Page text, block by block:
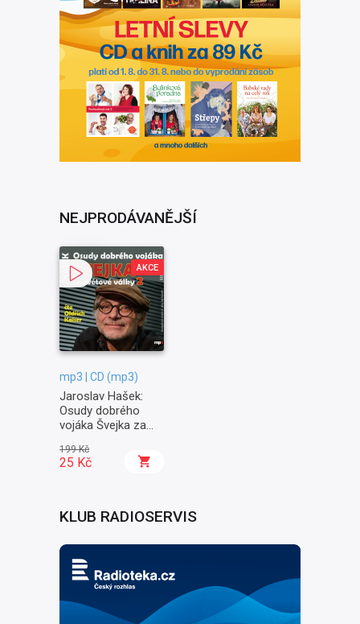
NEJPRODÁVANĚJŠÍ
AKCE
mp3 | CD (mp3)
Jaroslav Hašek:
Osudy dobrého
vojáka Švejka za
Na frontě
199 Kč
25 Kč
KLUB RADIOSERVIS